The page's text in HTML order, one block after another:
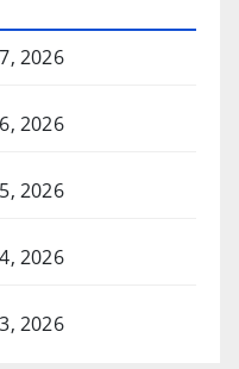
2026
2026
2026
2026
2026